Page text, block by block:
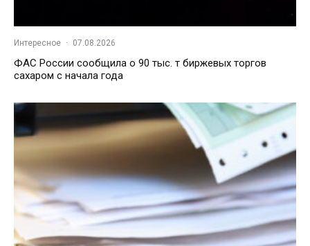
Интересное · 07.08.2026
ФАС России сообщила о 90 тыс. т биржевых торгов
сахаром с начала года